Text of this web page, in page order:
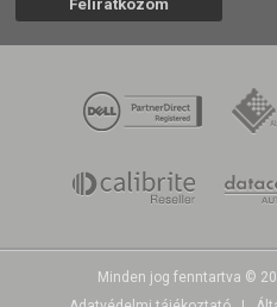
Minden jog fenntartva ©